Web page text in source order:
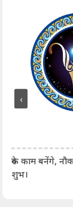
रुके काम बनेंगे,
शुभ।
‹